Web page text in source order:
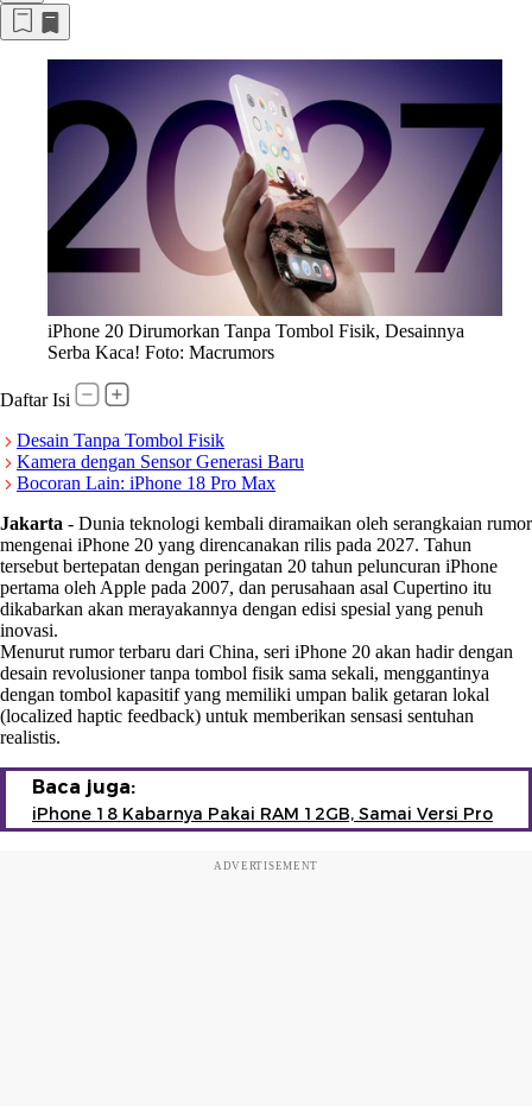
iPhone 20 Dirumorkan Tanpa Tombol Fisik, Desainnya
Serba Kaca! Foto: Macrumors
Daftar Isi
Desain Tanpa Tombol Fisik
Kamera dengan Sensor Generasi Baru
Bocoran Lain: iPhone 18 Pro Max
Jakarta - Dunia teknologi kembali diramaikan oleh serangkaian rumor
mengenai iPhone 20 yang direncanakan rilis pada 2027. Tahun
tersebut bertepatan dengan peringatan 20 tahun peluncuran iPhone
pertama oleh Apple pada 2007, dan perusahaan asal Cupertino itu
dikabarkan akan merayakannya dengan edisi spesial yang penuh
inovasi.
Menurut rumor terbaru dari China, seri iPhone 20 akan hadir dengan
desain revolusioner tanpa tombol fisik sama sekali, menggantinya
dengan tombol kapasitif yang memiliki umpan balik getaran lokal
(localized haptic feedback) untuk memberikan sensasi sentuhan
realistis.
Baca juga:
iPhone 18 Kabarnya Pakai RAM 12GB, Samai Versi Pro
ADVERTISEMENT